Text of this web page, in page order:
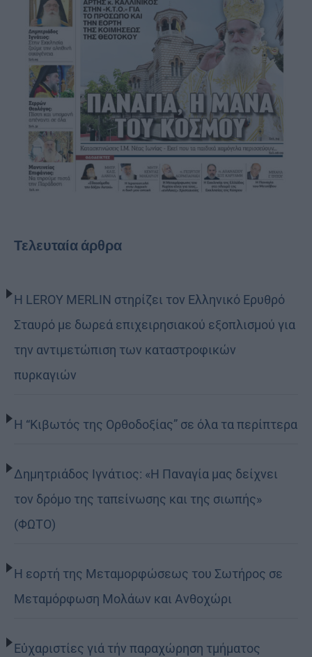
Τελευταία άρθρα
Η LEROY MERLIN στηρίζει τον Ελληνικό Ερυθρό
Σταυρό με δωρεά επιχειρησιακού εξοπλισμού για
την αντιμετώπιση των καταστροφικών
πυρκαγιών
Η “Κιβωτός της Ορθοδοξίας” σε όλα τα περίπτερα
Δημητριάδος Ιγνάτιος: «Η Παναγία μας δείχνει
τον δρόμο της ταπείνωσης και της σιωπής»
(ΦΩΤΟ)
Η εορτή της Μεταμορφώσεως του Σωτήρος σε
Μεταμόρφωση Μολάων και Ανθοχώρι
Εὐχαριστίες γιά τήν παραχώρηση τμήματος